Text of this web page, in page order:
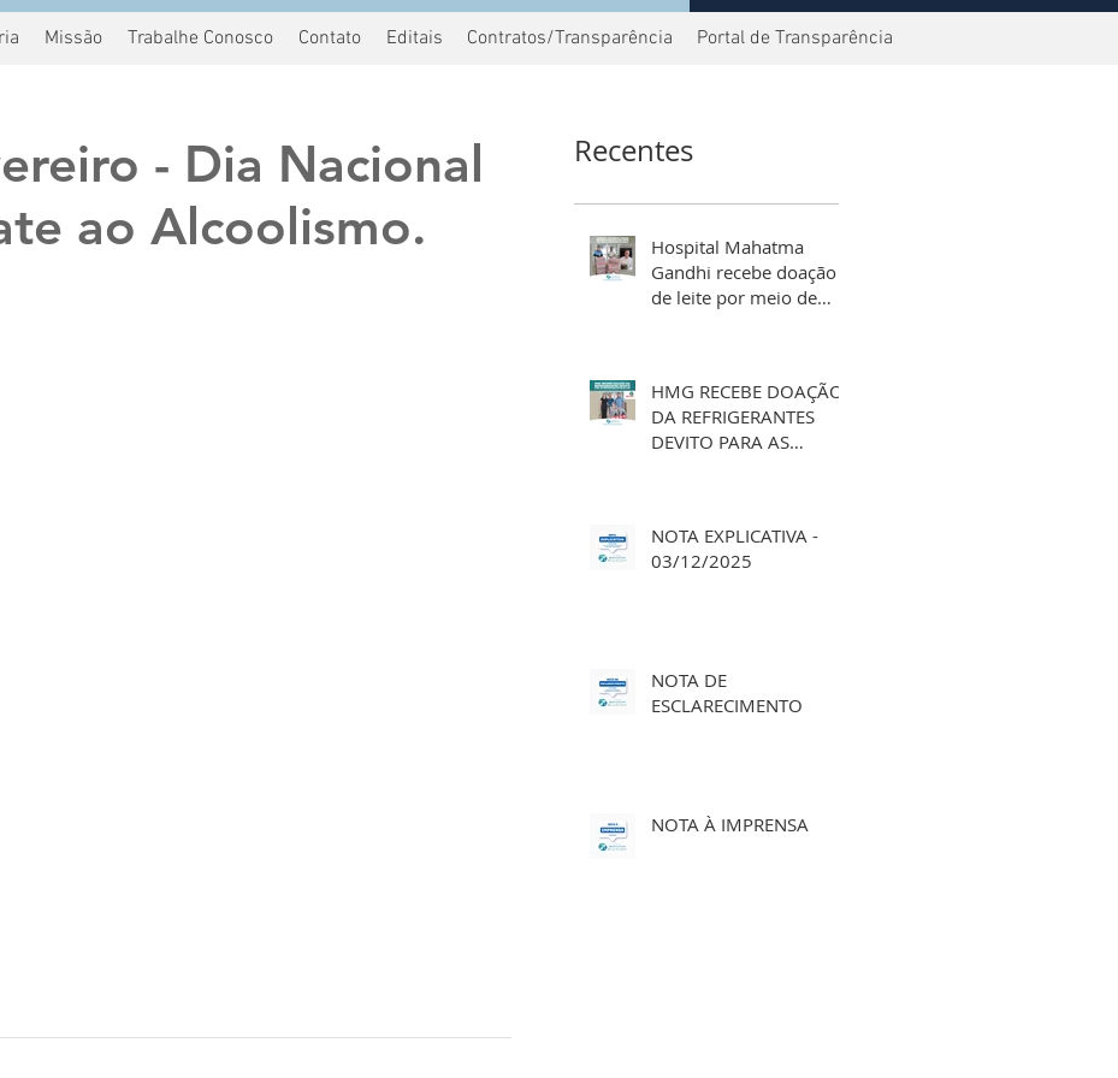
Missão Trabalhe Conosco Contato Editais Contratos/Transparência Portal de Transparência
- Dia Nacional
ao Alcoolismo.
Recentes
Hospital Mahatma
Gandhi recebe doação
de leite por meio de
HMG RECEBE DOAÇÃO
DA REFRIGERANTES
DEVITO PARA AS
NOTA EXPLICATIVA -
03/12/2025
NOTA DE
ESCLARECIMENTO
NOTA À IMPRENSA